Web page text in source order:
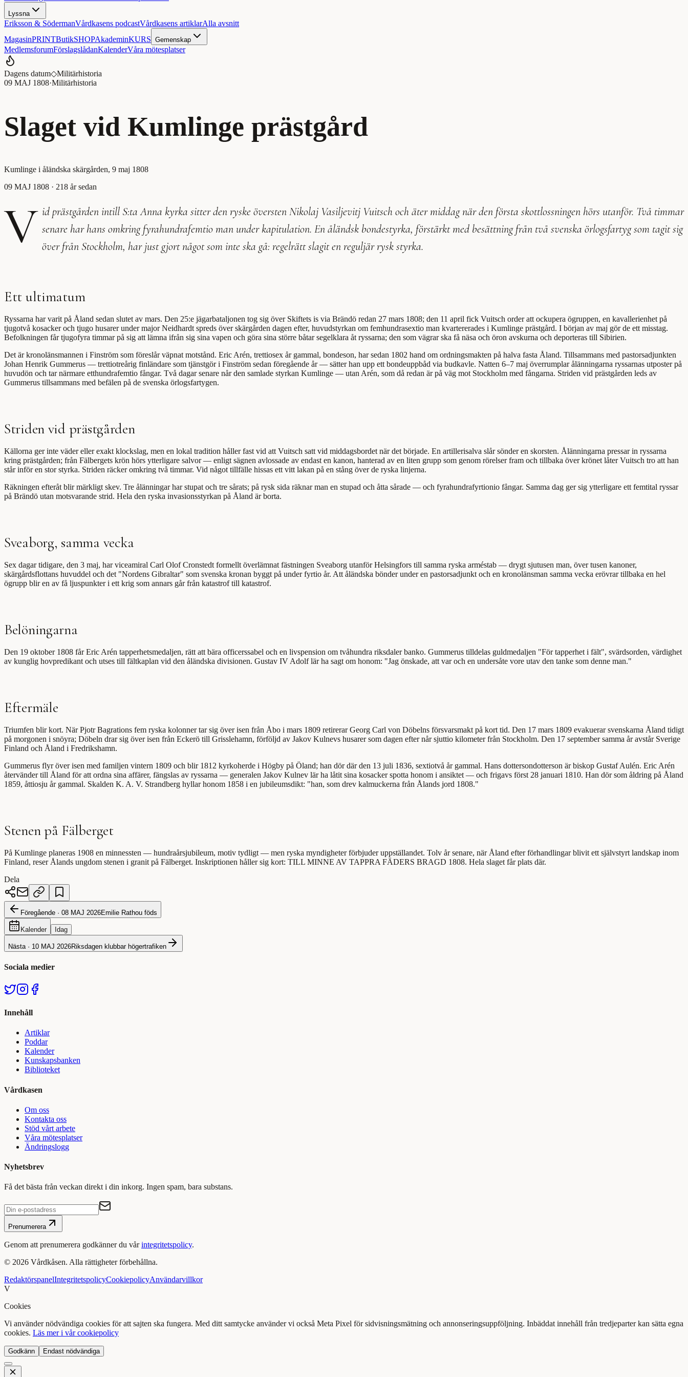
Lyssna
Eriksson & SödermanVårdkasens podcastVårdkasens artiklarAlla avsnitt
MagasinPRINTButikSHOPAkademinKURS Gemenskap
MedlemsforumFörslagslådanKalenderVåra mötesplatser
Dagens datum◇Militärhistoria
09 MAJ 1808·Militärhistoria
Slaget vid Kumlinge prästgård
Kumlinge i åländska skärgården, 9 maj 1808
09 MAJ 1808 · 218 år sedan
V id prästgården intill S:ta Anna kyrka sitter den ryske översten Nikolaj Vasiljevitj Vuitsch och äter middag när den första skottlossningen hörs utanför. Två timmar
senare har hans omkring fyrahundrafemtio man under kapitulation. En åländsk bondestyrka, förstärkt med besättning från två svenska örlogsfartyg som tagit sig
över från Stockholm, har just gjort något som inte ska gå: regelrätt slagit en reguljär rysk styrka.
Ett ultimatum
Ryssarna har varit på Åland sedan slutet av mars. Den 25:e jägarbataljonen tog sig över Skiftets is via Brändö redan 27 mars 1808; den 11 april fick Vuitsch order att ockupera ögruppen, en kavallerienhet på
tjugotvå kosacker och tjugo husarer under major Neidhardt spreds över skärgården dagen efter, huvudstyrkan om femhundrasextio man kvartererades i Kumlinge prästgård. I början av maj gör de ett misstag.
Befolkningen får tjugofyra timmar på sig att lämna ifrån sig sina vapen och göra sina större båtar segelklara åt ryssarna; den som vägrar ska få näsa och öron avskurna och deporteras till Sibirien.
Det är kronolänsmannen i Finström som föreslår väpnat motstånd. Eric Arén, trettiosex år gammal, bondeson, har sedan 1802 hand om ordningsmakten på halva fasta Åland. Tillsammans med pastorsadjunkten
Johan Henrik Gummerus — trettiotreårig finländare som tjänstgör i Finström sedan föregående år — sätter han upp ett bondeuppbåd via budkavle. Natten 6–7 maj överrumplar ålänningarna ryssarnas utposter på
huvudön och tar närmare etthundrafemtio fångar. Två dagar senare når den samlade styrkan Kumlinge — utan Arén, som då redan är på väg mot Stockholm med fångarna. Striden vid prästgården leds av
Gummerus tillsammans med befälen på de svenska örlogsfartygen.
Striden vid prästgården
Källorna ger inte väder eller exakt klockslag, men en lokal tradition håller fast vid att Vuitsch satt vid middagsbordet när det började. En artillerisalva slår sönder en skorsten. Ålänningarna pressar in ryssarna
kring prästgården; från Fälbergets krön hörs ytterligare salvor — enligt sägnen avlossade av endast en kanon, hanterad av en liten grupp som genom rörelser fram och tillbaka över krönet låter Vuitsch tro att han
står inför en stor styrka. Striden räcker omkring två timmar. Vid något tillfälle hissas ett vitt lakan på en stång över de ryska linjerna.
Räkningen efteråt blir märkligt skev. Tre ålänningar har stupat och tre sårats; på rysk sida räknar man en stupad och åtta sårade — och fyrahundrafyrtionio fångar. Samma dag ger sig ytterligare ett femtital ryssar
på Brändö utan motsvarande strid. Hela den ryska invasionsstyrkan på Åland är borta.
Sveaborg, samma vecka
Sex dagar tidigare, den 3 maj, har viceamiral Carl Olof Cronstedt formellt överlämnat fästningen Sveaborg utanför Helsingfors till samma ryska arméstab — drygt sjutusen man, över tusen kanoner,
skärgårdsflottans huvuddel och det "Nordens Gibraltar" som svenska kronan byggt på under fyrtio år. Att åländska bönder under en pastorsadjunkt och en kronolänsman samma vecka erövrar tillbaka en hel
ögrupp blir en av få ljuspunkter i ett krig som annars går från katastrof till katastrof.
Belöningarna
Den 19 oktober 1808 får Eric Arén tapperhetsmedaljen, rätt att bära officerssabel och en livspension om tvåhundra riksdaler banko. Gummerus tilldelas guldmedaljen "För tapperhet i fält", svärdsorden, värdighet
av kunglig hovpredikant och utses till fältkaplan vid den åländska divisionen. Gustav IV Adolf lär ha sagt om honom: "Jag önskade, att var och en undersåte vore utav den tanke som denne man."
Eftermäle
Triumfen blir kort. När Pjotr Bagrations fem ryska kolonner tar sig över isen från Åbo i mars 1809 retirerar Georg Carl von Döbelns försvarsmakt på kort tid. Den 17 mars 1809 evakuerar svenskarna Åland tidigt
på morgonen i snöyra; Döbeln drar sig över isen från Eckerö till Grisslehamn, förföljd av Jakov Kulnevs husarer som dagen efter når sjuttio kilometer från Stockholm. Den 17 september samma år avstår Sverige
Finland och Åland i Fredrikshamn.
Gummerus flyr över isen med familjen vintern 1809 och blir 1812 kyrkoherde i Högby på Öland; han dör där den 13 juli 1836, sextiotvå år gammal. Hans dottersondotterson är biskop Gustaf Aulén. Eric Arén
återvänder till Åland för att ordna sina affärer, fängslas av ryssarna — generalen Jakov Kulnev lär ha låtit sina kosacker spotta honom i ansiktet — och frigavs först 28 januari 1810. Han dör som åldring på Åland
1859, åttiosju år gammal. Skalden K. A. V. Strandberg hyllar honom 1858 i en jubileumsdikt: "han, som drev kalmuckerna från Ålands jord 1808."
Stenen på Fälberget
På Kumlinge planeras 1908 en minnessten — hundraårsjubileum, motiv tydligt — men ryska myndigheter förbjuder uppställandet. Tolv år senare, när Åland efter förhandlingar blivit ett självstyrt landskap inom
Finland, reser Ålands ungdom stenen i granit på Fälberget. Inskriptionen håller sig kort: TILL MINNE AV TAPPRA FÄDERS BRAGD 1808. Hela slaget får plats där.
Dela
Föregående · 08 MAJ 2026Emilie Rathou föds
Kalender Idag
Nästa · 10 MAJ 2026Riksdagen klubbar högertrafiken
Sociala medier
Innehåll
Artiklar
Poddar
Kalender
Kunskapsbanken
Biblioteket
Vårdkasen
Om oss
Kontakta oss
Stöd vårt arbete
Våra mötesplatser
Ändringslogg
Nyhetsbrev
Få det bästa från veckan direkt i din inkorg. Ingen spam, bara substans.
Prenumerera
Genom att prenumerera godkänner du vår integritetspolicy.
© 2026 Vårdkåsen. Alla rättigheter förbehållna.
RedaktörspanelIntegritetspolicyCookiepolicyAnvändarvillkor
V
Cookies
Vi använder nödvändiga cookies för att sajten ska fungera. Med ditt samtycke använder vi också Meta Pixel för sidvisningsmätning och annonseringsuppföljning. Inbäddat innehåll från tredjeparter kan sätta egna
cookies. Läs mer i vår cookiepolicy
Godkänn Endast nödvändiga